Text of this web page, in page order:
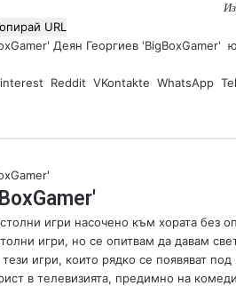
URL
Деян Георгиев 'BigBoxGamer' S
n
n
Reddit VKontakte WhatsApp
игри насочено към хората без
игри, но се опитвам да давам
игри, които рядко се появяват
в телевизията, предимно на